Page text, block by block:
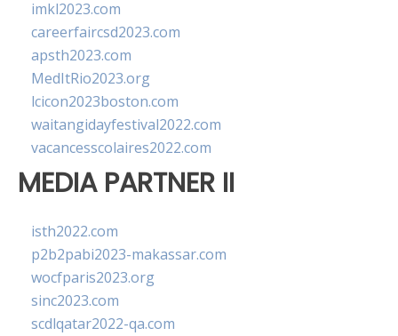
imkl2023.com
careerfaircsd2023.com
apsth2023.com
MedItRio2023.org
lcicon2023boston.com
waitangidayfestival2022.com
vacancesscolaires2022.com
MEDIA PARTNER II
isth2022.com
p2b2pabi2023-makassar.com
wocfparis2023.org
sinc2023.com
scdlqatar2022-qa.com